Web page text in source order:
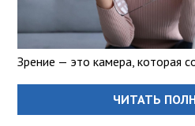
Зрение — это камера, которая
ЧИТАТЬ